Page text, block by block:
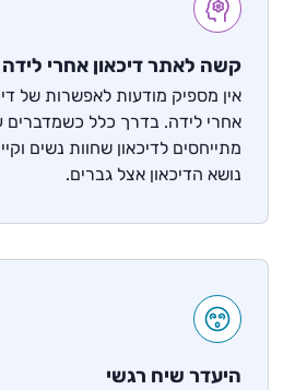
קשה לאתר דיכאון אחרי
אין מספיק מודעות לאפשרות של
אחרי לידה. בדרך כלל כשמדברים
מתייחסים לדיכאון שחוות נשים
נושא הדיכאון אצל גברים.
היעדר שיח רגשי